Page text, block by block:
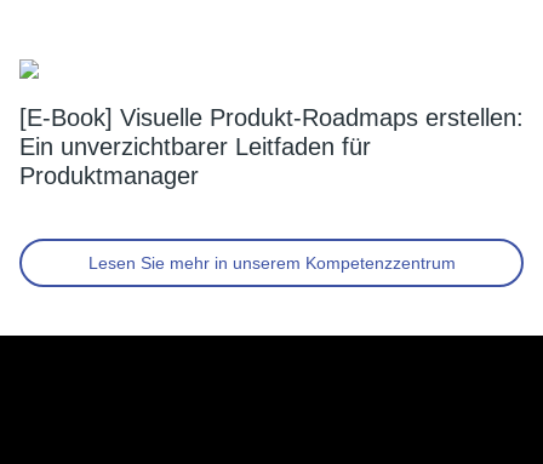
[E-Book] Visuelle Produkt-Roadmaps erstellen:
Ein unverzichtbarer Leitfaden für
Produktmanager
Lesen Sie mehr in unserem Kompetenzzentrum